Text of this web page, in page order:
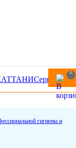
0
Сервис
гигиены и